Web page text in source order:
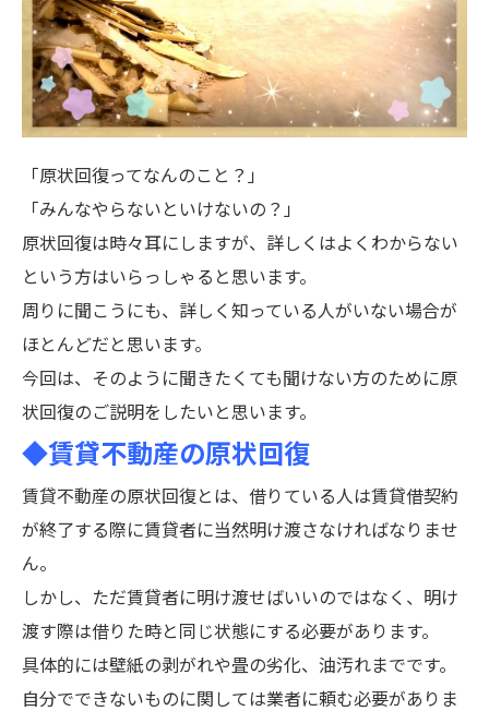
「原状回復ってなんのこと？」
「みんなやらないといけないの？」
原状回復は時々耳にしますが、詳しくはよくわからない
という方はいらっしゃると思います。
周りに聞こうにも、詳しく知っている人がいない場合が
ほとんどだと思います。
今回は、そのように聞きたくても聞けない方のために原
状回復のご説明をしたいと思います。
◆賃貸不動産の原状回復
賃貸不動産の原状回復とは、借りている人は賃貸借契約
が終了する際に賃貸者に当然明け渡さなければなりませ
ん。
しかし、ただ賃貸者に明け渡せばいいのではなく、明け
渡す際は借りた時と同じ状態にする必要があります。
具体的には壁紙の剥がれや畳の劣化、油汚れまでです。
自分でできないものに関しては業者に頼む必要がありま